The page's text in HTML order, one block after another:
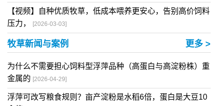
【视频】自种优质牧草，低成本喂养更安心，告别高价饲料
压力，
[2026-03-03]
牧草新闻与案例 更多 >
为什么不需要担心饲料型浮萍品种（高蛋白与高淀粉株）重
金属的 [2026-04-29]
浮萍可改写粮食规则？亩产淀粉是水稻6倍，蛋白是大豆10